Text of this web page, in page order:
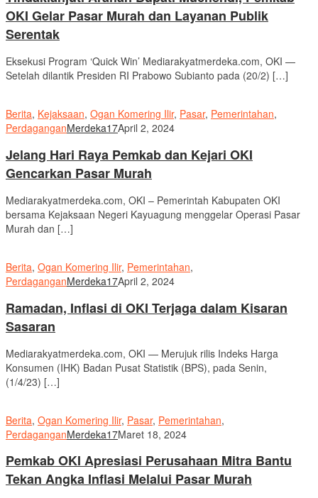
OKI Gelar Pasar Murah dan Layanan Publik
Serentak
Eksekusi Program ‘Quick Win’ Mediarakyatmerdeka.com, OKI —
Setelah dilantik Presiden RI Prabowo Subianto pada (20/2) […]
Berita, Kejaksaan, Ogan Komering Ilir, Pasar, Pemerintahan,
PerdaganganMerdeka17April 2, 2024
Jelang Hari Raya Pemkab dan Kejari OKI
Gencarkan Pasar Murah
Mediarakyatmerdeka.com, OKI – Pemerintah Kabupaten OKI
bersama Kejaksaan Negeri Kayuagung menggelar Operasi Pasar
Murah dan […]
Berita, Ogan Komering Ilir, Pemerintahan,
PerdaganganMerdeka17April 2, 2024
Ramadan, Inflasi di OKI Terjaga dalam Kisaran
Sasaran
Mediarakyatmerdeka.com, OKI — Merujuk rilis Indeks Harga
Konsumen (IHK) Badan Pusat Statistik (BPS), pada Senin,
(1/4/23) […]
Berita, Ogan Komering Ilir, Pasar, Pemerintahan,
PerdaganganMerdeka17Maret 18, 2024
Pemkab OKI Apresiasi Perusahaan Mitra Bantu
Tekan Angka Inflasi Melalui Pasar Murah